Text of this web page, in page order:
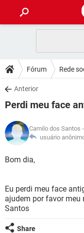
CELULAR
OUTLOOK
INSTAGRAM
GUIA DE COMPRAS
DICAS
JOGOS
INSTAGRAM
GUIA DE COMPRAS
DOWNLOADS
JOGOS
CELULAR
OUTLOOK
INSTAGRAM
JOGOS
CELULAR
OUTLOOK
GUIA DE COMPRAS
GLOSSÁRIO
JOGOS
OUTLOOK
INSTAGRAM
GUIA DE COMPRAS
Fórum Rede
Anterior
Perdi meu face
Camilo dos Santos
usuário
Bom dia,
Eu perdi meu face
ajudem por favor meu
Santos
Share